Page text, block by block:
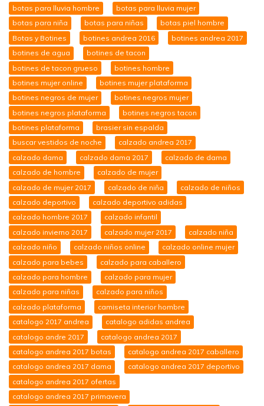
botas para lluvia hombre
botas para lluvia mujer
botas para niña
botas para niñas
botas piel hombre
Botas y Botines
botines andrea 2016
botines andrea 2017
botines de agua
botines de tacon
botines de tacon grueso
botines hombre
botines mujer online
botines mujer plataforma
botines negros de mujer
botines negros mujer
botines negros plataforma
botines negros tacon
botines plataforma
brasier sin espalda
buscar vestidos de noche
calzado andrea 2017
calzado dama
calzado dama 2017
calzado de dama
calzado de hombre
calzado de mujer
calzado de mujer 2017
calzado de niña
calzado de niños
calzado deportivo
calzado deportivo adidas
calzado hombre 2017
calzado infantil
calzado invierno 2017
calzado mujer 2017
calzado niña
calzado niño
calzado niños online
calzado online mujer
calzado para bebes
calzado para caballero
calzado para hombre
calzado para mujer
calzado para niñas
calzado para niños
calzado plataforma
camiseta interior hombre
catalogo 2017 andrea
catalogo adidas andrea
catalogo andre 2017
catalogo andrea 2017
catalogo andrea 2017 botas
catalogo andrea 2017 caballero
catalogo andrea 2017 dama
catalogo andrea 2017 deportivo
catalogo andrea 2017 ofertas
catalogo andrea 2017 primavera